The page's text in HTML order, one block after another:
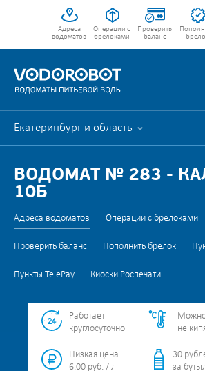
Адреса
водоматов
Операции с
брелоками
Проверить
баланс
Екатеринбург и область
ВОДОМАТ № 283 -
10Б
Адреса водоматов Операции с брелоками
Проверить баланс Пополнить брелок
Пункты TelePay Киоски Роспечати
Работает
круглосуточно
не
Низкая цена
6.00 руб. / л
30
за